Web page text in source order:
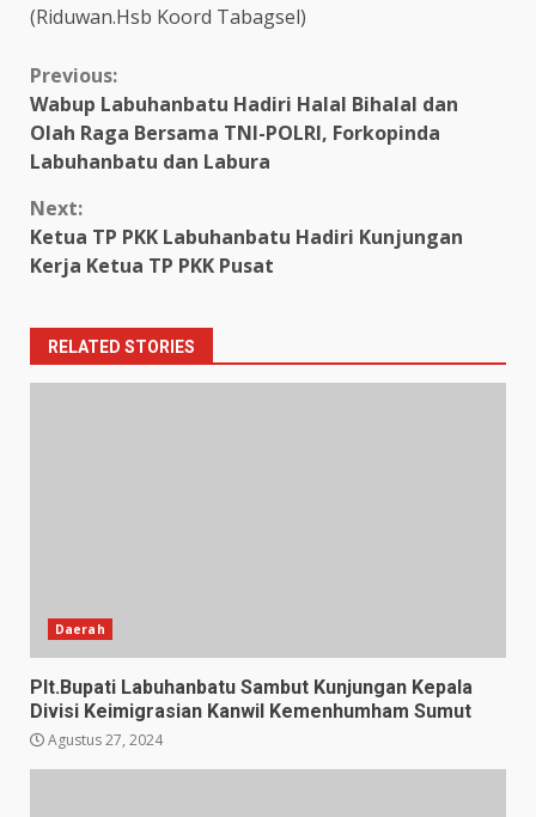
(Riduwan.Hsb Koord Tabagsel)
Continue
Reading
Previous:
Wabup Labuhanbatu Hadiri Halal Bihalal dan
Olah Raga Bersama TNI-POLRI, Forkopinda
Labuhanbatu dan Labura
Next:
Ketua TP PKK Labuhanbatu Hadiri Kunjungan
Kerja Ketua TP PKK Pusat
RELATED STORIES
Daerah
Plt.Bupati Labuhanbatu Sambut Kunjungan Kepala
Divisi Keimigrasian Kanwil Kemenhumham Sumut
Agustus 27, 2024